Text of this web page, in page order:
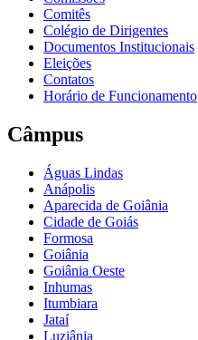
Comitês
Colégio de Dirigentes
Documentos Institucionais
Eleições
Contatos
Horário de Funcionamento
Câmpus
Águas Lindas
Anápolis
Aparecida de Goiânia
Cidade de Goiás
Formosa
Goiânia
Goiânia Oeste
Inhumas
Itumbiara
Jataí
Luziânia